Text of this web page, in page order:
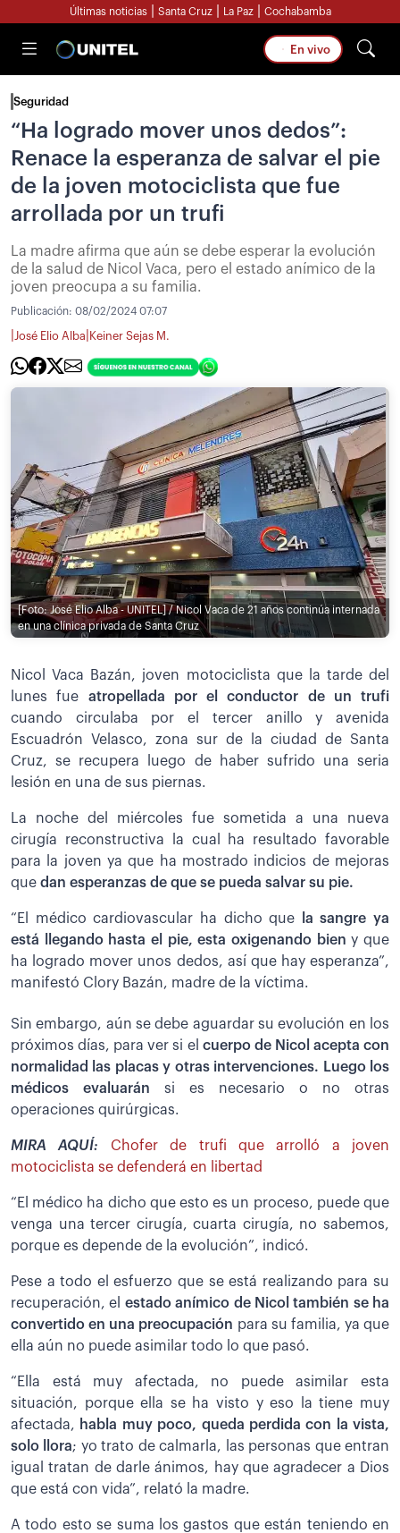
Últimas noticias Santa Cruz La Paz Cochabamba
En vivo
Seguridad
“Ha logrado mover unos dedos”:
Renace la esperanza de salvar el pie
de la joven motociclista que fue
arrollada por un trufi
La madre afirma que aún se debe esperar la evolución
de la salud de Nicol Vaca, pero el estado anímico de la
joven preocupa a su familia.
Publicación: 08/02/2024 07:07
José Elio Alba Keiner Sejas M.
[Foto: José Elio Alba - UNITEL] / Nicol Vaca de 21 años continúa internada
en una clínica privada de Santa Cruz
Nicol Vaca Bazán, joven motociclista que la tarde del
lunes fue atropellada por el conductor de un trufi
cuando circulaba por el tercer anillo y avenida
Escuadrón Velasco, zona sur de la ciudad de Santa
Cruz, se recupera luego de haber sufrido una seria
lesión en una de sus piernas.
La noche del miércoles fue sometida a una nueva
cirugía reconstructiva la cual ha resultado favorable
para la joven ya que ha mostrado indicios de mejoras
que dan esperanzas de que se pueda salvar su pie.
“El médico cardiovascular ha dicho que la sangre ya
está llegando hasta el pie, esta oxigenando bien y que
ha logrado mover unos dedos, así que hay esperanza”,
manifestó Clory Bazán, madre de la víctima.
Sin embargo, aún se debe aguardar su evolución en los
próximos días, para ver si el cuerpo de Nicol acepta con
normalidad las placas y otras intervenciones. Luego los
médicos evaluarán si es necesario o no otras
operaciones quirúrgicas.
MIRA AQUÍ: Chofer de trufi que arrolló a joven
motociclista se defenderá en libertad
“El médico ha dicho que esto es un proceso, puede que
venga una tercer cirugía, cuarta cirugía, no sabemos,
porque es depende de la evolución”, indicó.
Pese a todo el esfuerzo que se está realizando para su
recuperación, el estado anímico de Nicol también se ha
convertido en una preocupación para su familia, ya que
ella aún no puede asimilar todo lo que pasó.
“Ella está muy afectada, no puede asimilar esta
situación, porque ella se ha visto y eso la tiene muy
afectada, habla muy poco, queda perdida con la vista,
solo llora; yo trato de calmarla, las personas que entran
igual tratan de darle ánimos, hay que agradecer a Dios
que está con vida”, relató la madre.
A todo esto se suma los gastos que están teniendo en